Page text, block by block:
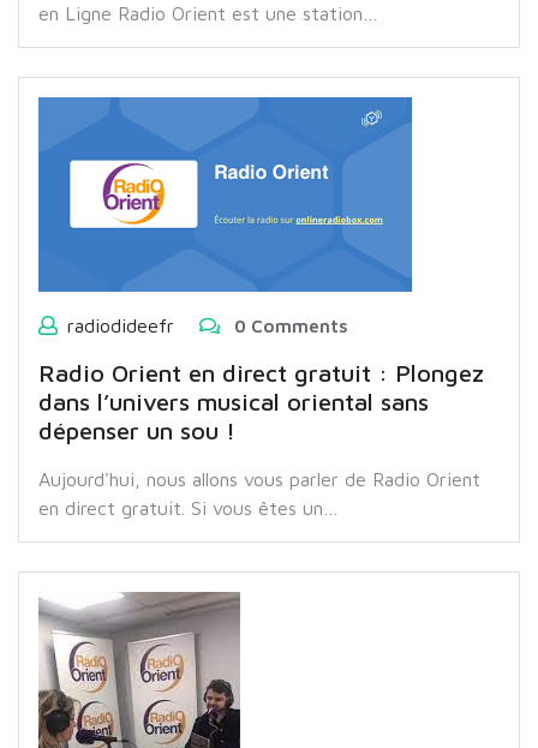
en Ligne Radio Orient est une station…
radiodideefr 0 Comments
Radio Orient en direct gratuit : Plongez
dans l’univers musical oriental sans
dépenser un sou !
Aujourd'hui, nous allons vous parler de Radio Orient
en direct gratuit. Si vous êtes un…